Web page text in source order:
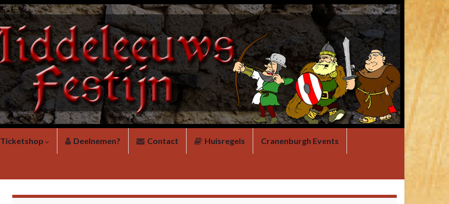
Ticketshop Deelnemen? Contact Huisregels Cranenburgh Events